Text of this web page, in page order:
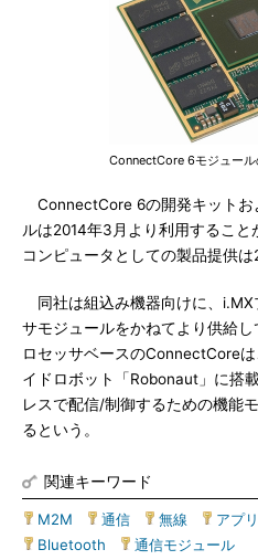
ConnectCore 6モジュール
ConnectCore 6の開発キットお
ルは2014年3月より利用するこ
コンピュータとしての製品提供は
同社は組込み機器向けに、i.MX
サモジュールをかねてより供給
ロセッサベースのConnectCore
イドロボット「Robonaut」に搭
レスで配信/制御するための機能
るという。
関連キーワード
M2M 通信 無線 アプ
Bluetooth
通信モジュール